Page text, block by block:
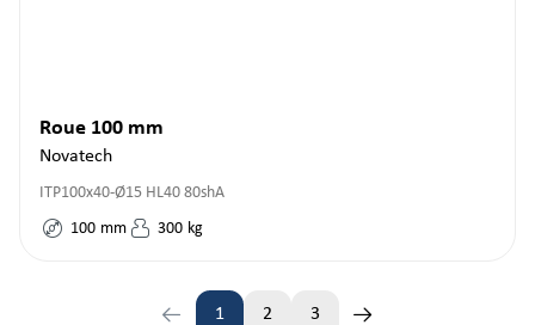
Roue 100 mm
Novatech
ITP100x40-Ø15 HL40 80shA
100 mm 300 kg
1 2 3